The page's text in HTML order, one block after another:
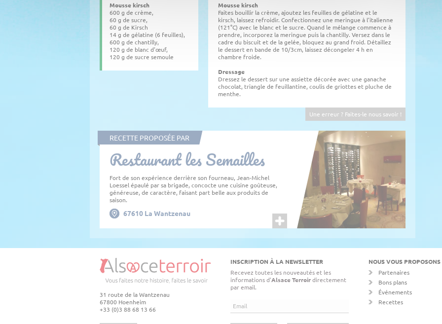
Mousse kirsch
600 g de crème,
60 g de sucre,
60 g de Kirsch
14 g de gélatine (6 feuilles),
600 g de chantilly,
120 g de blanc d'œuf,
120 g de sucre semoule
Mousse kirsch
Faites bouillir la crème, ajoutez les feuilles de gélatine et le
kirsch, laissez refroidir. Confectionnez une meringue à l'italienne
(121°C) avec le blanc et le sucre. Quand le mélange commence à
prendre, incorporez la meringue puis la chantilly. Versez dans le
cadre du biscuit et de la gelée, bloquez au grand froid. Détaillez
le dessert en bande de 10/3cm, laissez décongeler 4 h en
chambre froide.
Dressage
Dressez le dessert sur une assiette décorée avec une ganache
chocolat, triangle de feuillantine, coulis de griottes et pluche de
menthe.
Une erreur ? Faites-le nous savoir !
RECETTE PROPOSÉE PAR
Restaurant les Semailles
Fort de son expérience derrière son fourneau, Jean-Michel
Loessel épaulé par sa brigade, concocte une cuisine goûteuse,
généreuse, de caractère, faisant part belle aux produits de
saison.
67610 La Wantzenau
31 route de la Wantzenau
67800 Hoenheim
+33 (0)3 88 68 13 66
INSCRIPTION À LA NEWSLETTER
Recevez toutes les nouveautés et les
informations d'Alsace Terroirdirectement
par email.
NOUS VOUS PROPOSONS
Partenaires
Bons plans
Événements
Recettes